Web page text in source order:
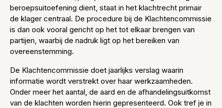
beroepsuitoefening dient, staat in het klachtrecht primair
de klager centraal. De procedure bij de Klachtencommissie
is dan ook vooral gericht op het tot elkaar brengen van
partijen, waarbij de nadruk ligt op het bereiken van
overeenstemming.
De Klachtencommissie doet jaarlijks verslag waarin
informatie wordt verstrekt over haar werkzaamheden.
Onder meer het aantal, de aard en de afhandelingsuitkomst
van de klachten worden hierin gepresenteerd. Ook tref je in